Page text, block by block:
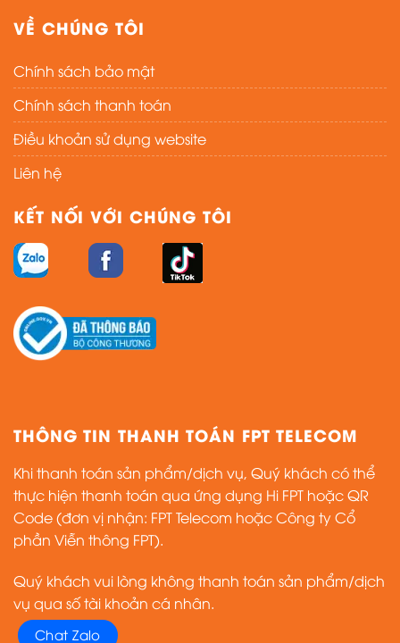
VỀ CHÚNG TÔI
Chính sách bảo mật
Chính sách thanh toán
Điều khoản sử dụng website
Liên hệ
KẾT NỐI VỚI CHÚNG TÔI
THÔNG TIN THANH TOÁN FPT TELECOM
Khi thanh toán sản phẩm/dịch vụ, Quý khách có thể
thực hiện thanh toán qua ứng dụng Hi FPT hoặc QR
Code (đơn vị nhận: FPT Telecom hoặc Công ty Cổ
phần Viễn thông FPT).
Quý khách vui lòng không thanh toán sản phẩm/dịch
vụ qua số tài khoản cá nhân.
Chat Zalo